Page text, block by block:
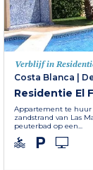
Verblijf in
Costa Blanca |
Residentie El
Appartement te huur
zandstrand van Las
peuterbad op een...